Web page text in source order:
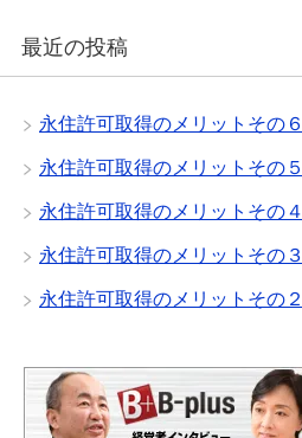
最近の投稿
永住許可取得のメリットその６
永住許可取得のメリットその５
永住許可取得のメリットその４
永住許可取得のメリットその３
永住許可取得のメリットその２